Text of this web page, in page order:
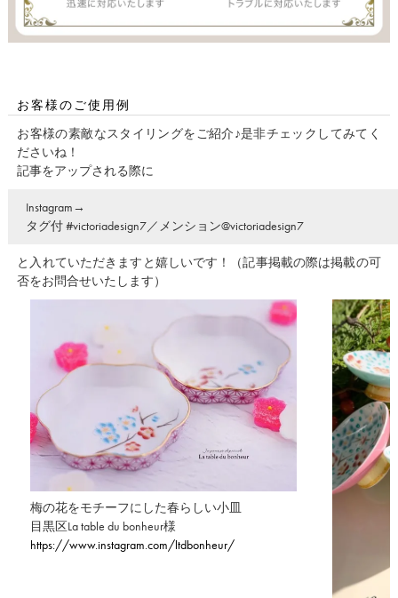
お客様のご使用例
お客様の素敵なスタイリングをご紹介♪是非チェックしてみてく
ださいね！
記事をアップされる際に
Instagram→
タグ付 #victoriadesign7／メンション@victoriadesign7
と入れていただきますと嬉しいです！（記事掲載の際は掲載の可
否をお問合せいたします）
梅の花をモチーフにした春らしい小皿
目黒区La table du bonheur様
https://www.instagram.com/ltdbonheur/